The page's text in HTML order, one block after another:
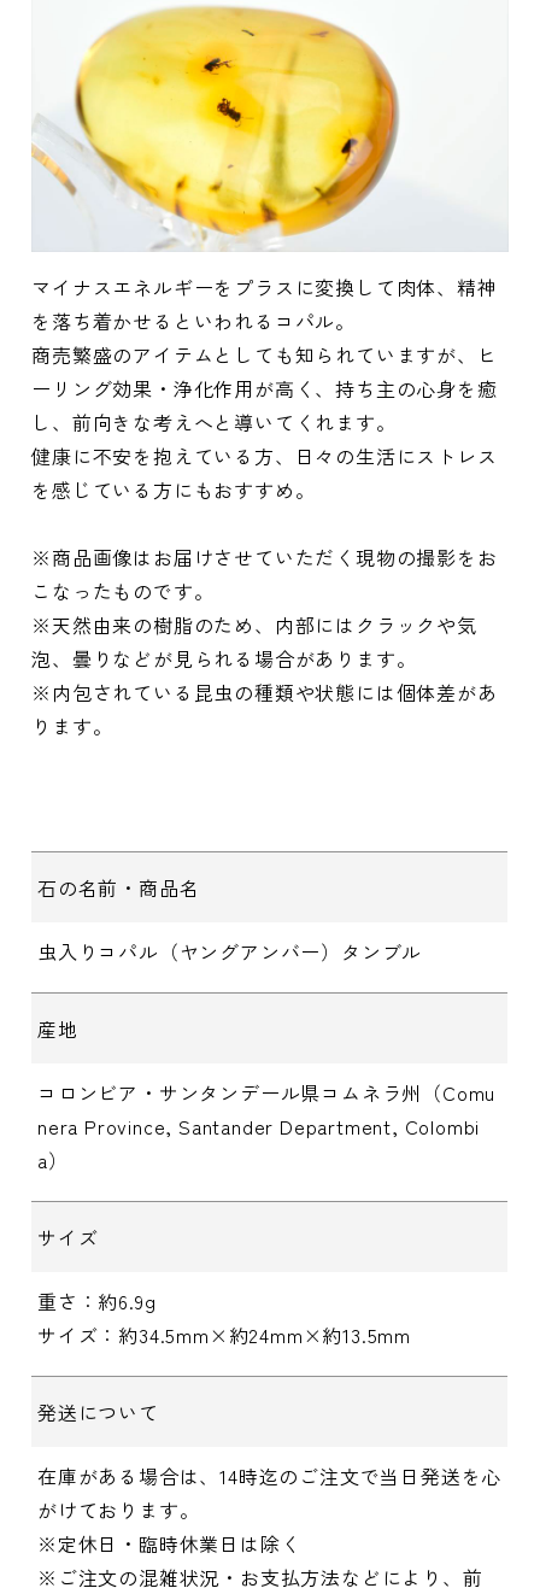
マイナスエネルギーをプラスに変換して肉体、精神
を落ち着かせるといわれるコパル。
商売繁盛のアイテムとしても知られていますが、ヒ
ーリング効果・浄化作用が高く、持ち主の心身を癒
し、前向きな考えへと導いてくれます。
健康に不安を抱えている方、日々の生活にストレス
を感じている方にもおすすめ。
※商品画像はお届けさせていただく現物の撮影をお
こなったものです。
※天然由来の樹脂のため、内部にはクラックや気
泡、曇りなどが見られる場合があります。
※内包されている昆虫の種類や状態には個体差があ
ります。
石の名前・商品名
虫入りコパル（ヤングアンバー）タンブル
産地
コロンビア・サンタンデール県コムネラ州（Comu
nera Province, Santander Department, Colombi
a）
サイズ
重さ：約6.9g
サイズ：約34.5mm×約24mm×約13.5mm
発送について
在庫がある場合は、14時迄のご注文で当日発送を心
がけております。
※定休日・臨時休業日は除く
※ご注文の混雑状況・お支払方法などにより、前